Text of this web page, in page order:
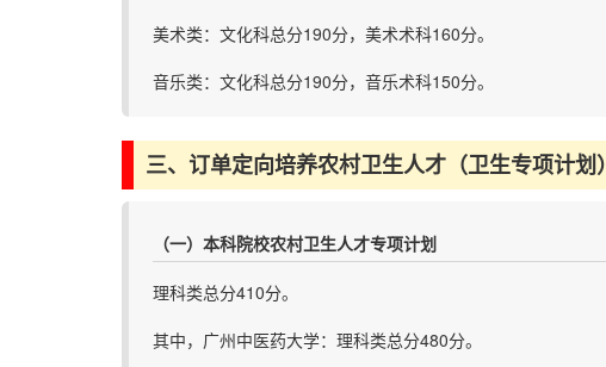
美术类：文化科总分190分，美术术科160分。
音乐类：文化科总分190分，音乐术科150分。
三、订单定向培养农村卫生人才（卫生专项计划）
（一）本科院校农村卫生人才专项计划
理科类总分410分。
其中，广州中医药大学：理科类总分480分。